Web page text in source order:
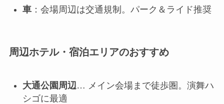
車：会場周辺は交通規制。パーク＆ライド推奨
周辺ホテル・宿泊エリアのおすすめ
大通公園周辺… メイン会場まで徒歩圏。演舞ハ
シゴに最適